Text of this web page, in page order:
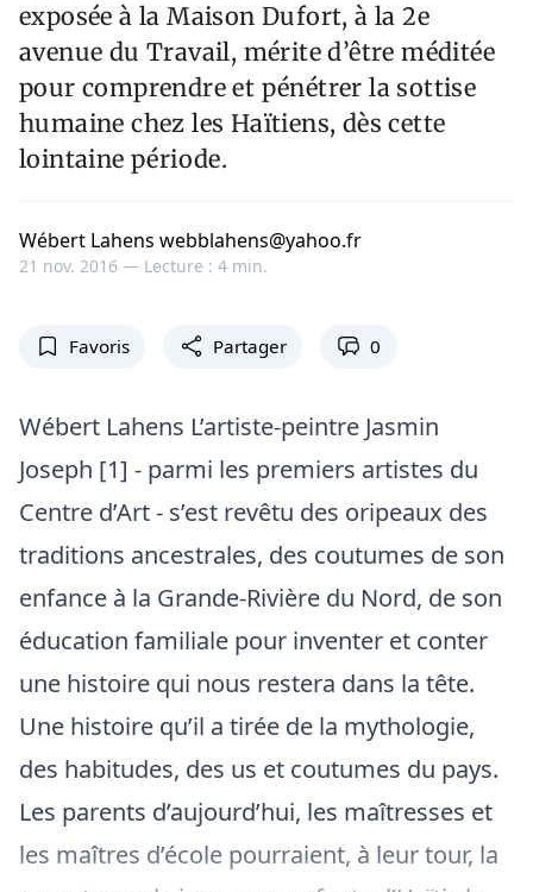
exposée à la Maison Dufort, à la 2e
avenue du Travail, mérite d’être méditée
pour comprendre et pénétrer la sottise
humaine chez les Haïtiens, dès cette
lointaine période.
Wébert Lahens webblahens@yahoo.fr
21 nov. 2016 — Lecture : 4 min.
Favoris Partager 0
Wébert Lahens L’artiste-peintre Jasmin
Joseph [1] - parmi les premiers artistes du
Centre d’Art - s’est revêtu des oripeaux des
traditions ancestrales, des coutumes de son
enfance à la Grande-Rivière du Nord, de son
éducation familiale pour inventer et conter
une histoire qui nous restera dans la tête.
Une histoire qu’il a tirée de la mythologie,
des habitudes, des us et coutumes du pays.
Les parents d’aujourd’hui, les maîtresses et
les maîtres d’école pourraient, à leur tour, la